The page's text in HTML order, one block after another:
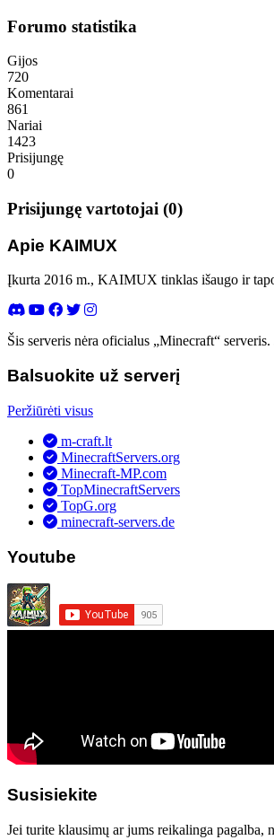
Forumo statistika
Gijos
720
Komentarai
861
Nariai
1423
Prisijungę
0
Prisijungę vartotojai (0)
Apie KAIMUX
Įkurta 2016 m., KAIMUX tinklas išaugo ir
Šis serveris nėra oficialus „Minecraft“
Balsuokite už serverį
Peržiūrėti visus
m-craft.lt
MinecraftServers.org
Minecraft-MP.com
TopMinecraftServers
TopG.org
minecraft-servers.de
Youtube
Susisiekite
Jei turite klausimų ar jums reikalinga pagalba,